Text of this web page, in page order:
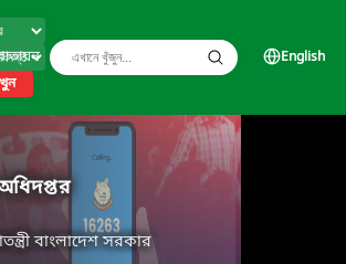
English
অধিদপ্তর
বাংলাদেশ সরকার